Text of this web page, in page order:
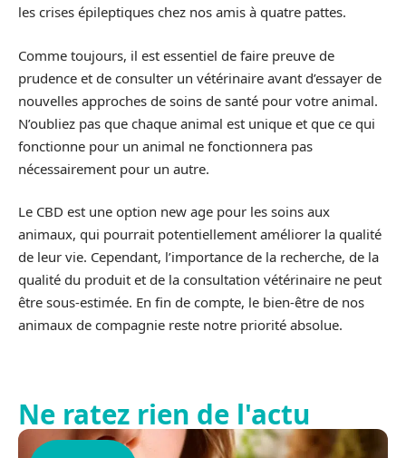
les crises épileptiques chez nos amis à quatre pattes.
Comme toujours, il est essentiel de faire preuve de
prudence et de consulter un vétérinaire avant d’essayer de
nouvelles approches de soins de santé pour votre animal.
N’oubliez pas que chaque animal est unique et que ce qui
fonctionne pour un animal ne fonctionnera pas
nécessairement pour un autre.
Le CBD est une option new age pour les soins aux
animaux, qui pourrait potentiellement améliorer la qualité
de leur vie. Cependant, l’importance de la recherche, de la
qualité du produit et de la consultation vétérinaire ne peut
être sous-estimée. En fin de compte, le bien-être de nos
animaux de compagnie reste notre priorité absolue.
Ne ratez rien de l'actu